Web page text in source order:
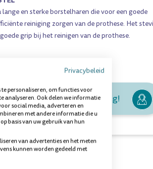
en sterke borstelharen die voor een goede
reiniging zorgen van de prothese. Het
grip bij het reinigen van de prothese.
Wij helpen je graag!
Privacybeleid
personaliseren, om functies voor
analyseren. Ook delen we informatie
social media, adverteren en
met andere informatie die u
basis van uw gebruik van hun
van advertenties en het meten
kunnen worden gedeeld met